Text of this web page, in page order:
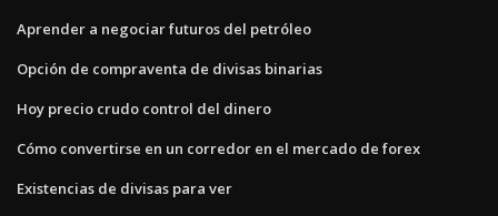
Aprender a negociar futuros del petróleo
Opción de compraventa de divisas binarias
Hoy precio crudo control del dinero
Cómo convertirse en un corredor en el mercado de forex
Existencias de divisas para ver